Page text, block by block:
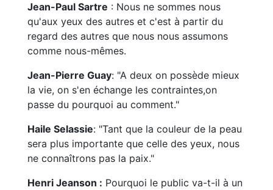
Jean-Paul Sartre : Nous ne sommes nous
qu'aux yeux des autres et c'est à partir du
regard des autres que nous nous assumons
comme nous-mêmes.
Jean-Pierre Guay: "A deux on possède mieux
la vie, on s'en échange les contraintes,on
passe du pourquoi au comment."
Haile Selassie: "Tant que la couleur de la peau
sera plus importante que celle des yeux, nous
ne connaîtrons pas la paix."
Henri Jeanson : Pourquoi le public va-t-il à un